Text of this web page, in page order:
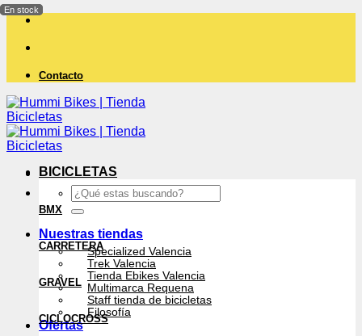
Saltar
contenido
Contacto
Buscar
por:
Nuestras tiendas
Specialized Valencia
Trek Valencia
Tienda Ebikes Valencia
Multimarca Requena
Staff tienda de bicicletas
Filosofía
Ofertas
BICICLETAS
BMX
CARRETERA
GRAVEL
CICLOCROSS